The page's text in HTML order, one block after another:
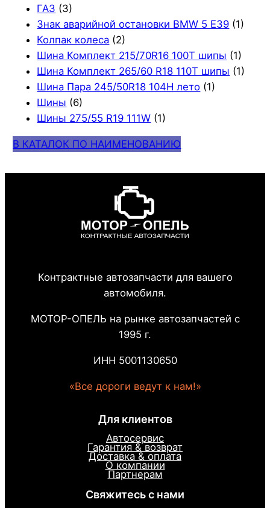
ГАЗ (3)
Знак аварийной остановки BMW 5 E39 (1)
Колпак колеса (2)
Шина Комплект 215/70R16 100T шипы (1)
Шина Комплект 265/60 R18 110T шипы (1)
Шина Пара 245/50R18 104H лето (1)
Шины (6)
Шины 275/55 R19 111W (1)
В КАТАЛОК ПО НАИМЕНОВАНИЮ
Контрактные автозапчасти для вашего
автомобиля.
МОТОР-ОПЕЛЬ на рынке автозапчастей с
1995 г.
ИНН 5001130650
«Все дороги ведут к нам!»
Для клиентов
Автосервис
Гарантия & возврат
Доставка & оплата
О компании
Партнерам
Свяжитесь с нами